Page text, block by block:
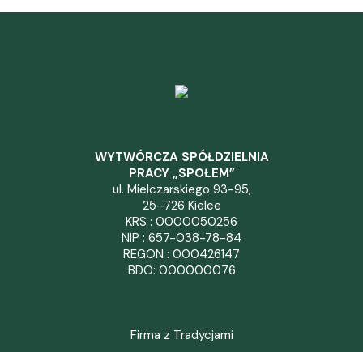
WYTWÓRCZA SPÓŁDZIELNIA
PRACY „SPOŁEM”
ul. Mielczarskiego 93-95,
25–726 Kielce
KRS : 0000050256
NIP : 657-038-78-84
REGON : 000426147
BDO: 000000076
Firma z Tradycjami